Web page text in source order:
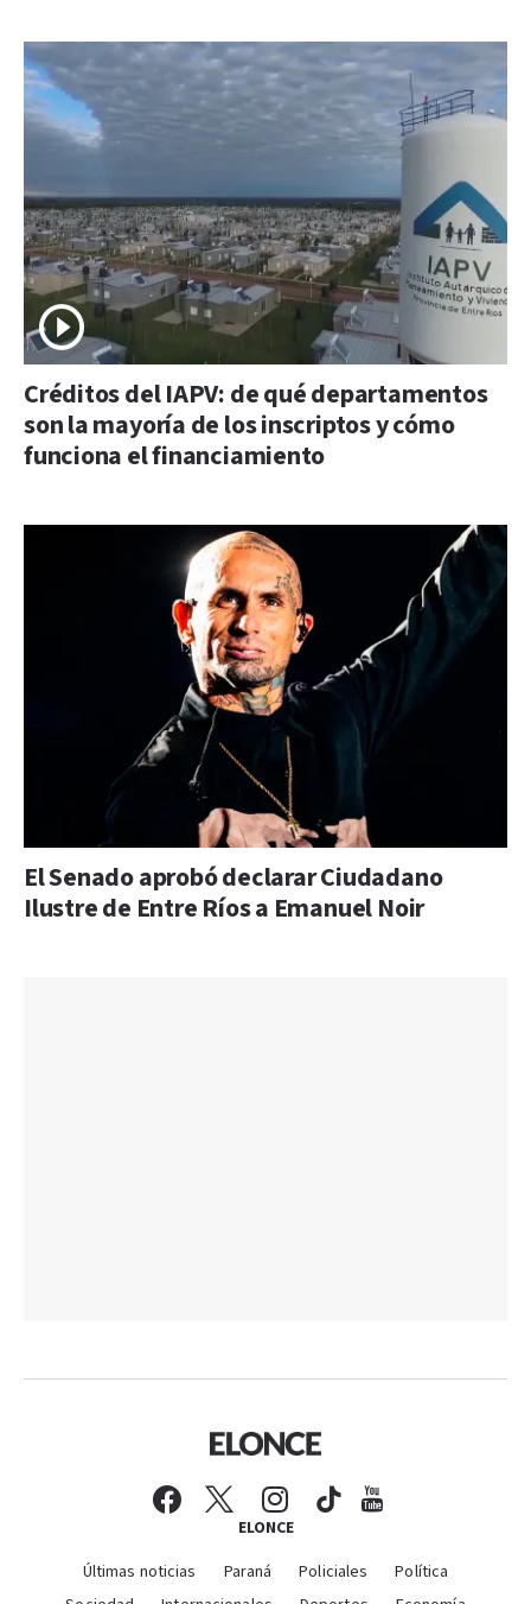
Créditos del IAPV: de qué departamentos
son la mayoría de los inscriptos y cómo
funciona el financiamiento
El Senado aprobó declarar Ciudadano
Ilustre de Entre Ríos a Emanuel Noir
ELONCE
Últimas noticias Paraná Policiales
Política